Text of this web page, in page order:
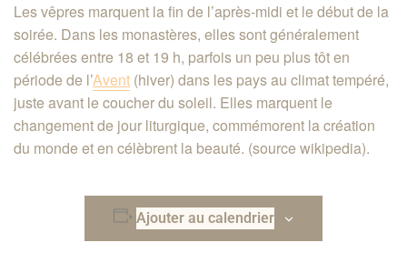
Les vêpres marquent la fin de l’après-midi et le début de la
soirée. Dans les monastères, elles sont généralement
célébrées entre 18 et 19 h, parfois un peu plus tôt en
période de l’Avent (hiver) dans les pays au climat tempéré,
juste avant le coucher du soleil. Elles marquent le
changement de jour liturgique, commémorent la création
du monde et en célèbrent la beauté. (source wikipedia).
Ajouter au calendrier